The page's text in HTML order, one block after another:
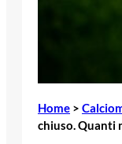
Home >
chiuso. Quanti